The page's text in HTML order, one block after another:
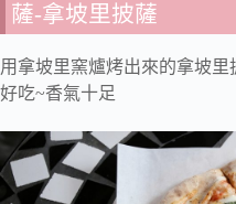
薩-拿坡里披薩
用拿坡里窯爐烤出來的拿坡
好吃~香氣十足